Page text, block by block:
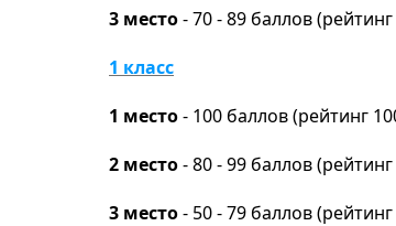
3 место- 70 - 89 баллов (рейтинг
1 класс
1 место- 100 баллов (рейтинг
2 место- 80 - 99 баллов (рейтинг
3 место- 50 - 79 баллов (рейтинг